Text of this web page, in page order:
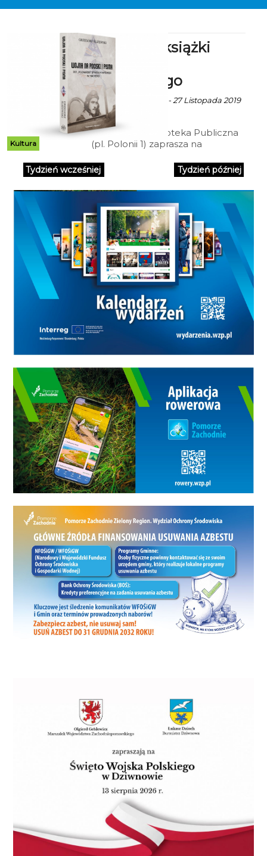
Kultura
Promocja książki
Grzegorza
Śliżewskiego
Ekoszalin z mat. inf. - 27 Listopada 2019
godz. 14:12
Koszalińska Biblioteka Publiczna
(pl. Polonii 1) zaprasza na
dziennikarzem, autorem i
współautorem wielu książek na
temat przeszłości polskiego
lotnictwa, Grzegorzem
Śliżewskim. W dniu 10 grudnia
2019 r. o godz. 17.00 autor będzie
promował książkę Wojna na
pociski i pisma. 302 „Poznański"
Dywizjon Myśliwski w 1940 roku.
Tydzień wcześniej Tydzień później